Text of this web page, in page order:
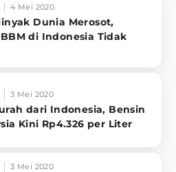
4 Mei 2020
Dunia Merosot,
di Indonesia Tidak
3 Mei 2020
dari Indonesia, Bensin
Kini Rp4.326 per Liter
3 Mei 2020